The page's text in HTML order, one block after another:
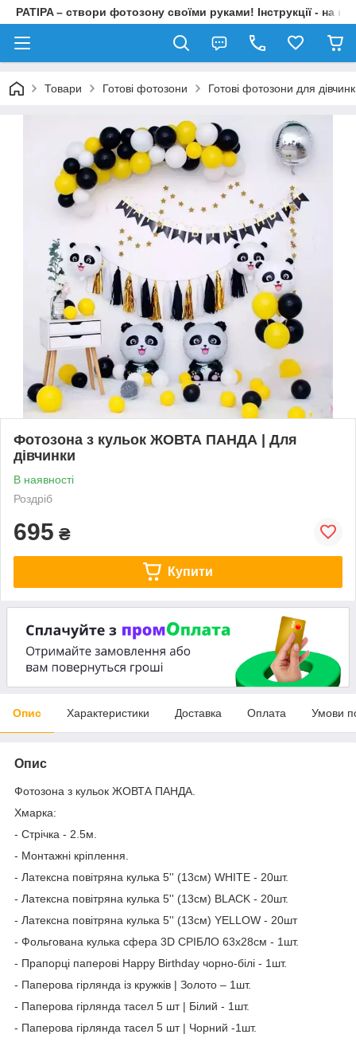
PATIPA – створи фотозону своїми руками! Інструкції - на
Товари Готові фотозони Готові фотозони для
Фотозона з кульок ЖОВТА ПАНДА | Для
дівчинки
В наявності
Роздріб
695 ₴
Купити
Опис Характеристики Доставка Оплата Умови
Опис
Фотозона з кульок ЖОВТА ПАНДА.
Хмарка:
- Стрічка - 2.5м.
- Монтажні кріплення.
- Латексна повітряна кулька 5'' (13см) WHITE - 20шт.
- Латексна повітряна кулька 5'' (13см) BLACK - 20шт.
- Латексна повітряна кулька 5'' (13см) YELLOW - 20шт
- Фольгована кулька сфера 3D СРІБЛО 63x28см - 1шт.
- Прапорці паперові Happy Birthday чорно-білі - 1шт.
- Паперова гірлянда із кружків | Золото – 1шт.
- Паперова гірлянда тасел 5 шт | Білий - 1шт.
- Паперова гірлянда тасел 5 шт | Чорний -1шт.